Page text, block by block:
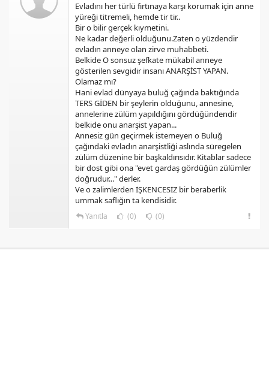
Evladını her türlü fırtınaya karşı korumak için anne
yüreği titremeli, hemde tir tir..
Bir o bilir gerçek kıymetini.
Ne kadar değerli olduğunu.Zaten o yüzdendir
evladın anneye olan zirve muhabbeti.
Belkide O sonsuz şefkate mükabil anneye
gösterilen sevgidir insanı ANARŞİST YAPAN.
Olamaz mı?
Hani evlad dünyaya buluğ çağında baktığında
TERS GİDEN bir şeylerin olduğunu, annesine,
annelerine zülüm yapıldığını gördüğündendir
belkide onu anarşist yapan...
Annesiz gün geçirmek istemeyen o Buluğ
çağındaki evladın anarşistliği aslında süregelen
zülüm düzenine bir başkaldırısıdır. Kitablar sadece
bir dost gibi ona "evet gardaş gördüğün zülümler
doğrudur..." derler.
Ve o zalimlerden İŞKENCESİZ bir beraberlik
ummak saflığın ta kendisidir.
Yanıtla (0) (0)